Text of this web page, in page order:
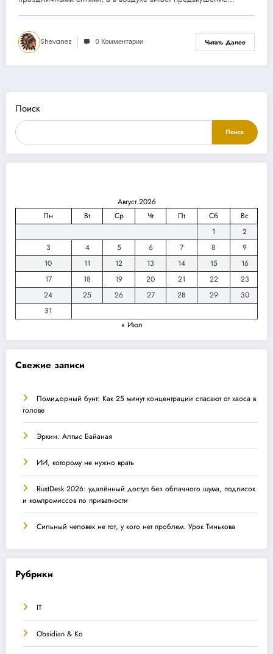
Shevanez 0 Комментарии Читать Далее
Поиск
Поиск
Август 2026
Пн
Вт Ср Чт Пт Сб
Вс
1
2
3
4 5 6 7 8
9
10
11 12 13 14 15
16
17
18 19 20 21 22
23
24
25 26 27 28 29
30
31
« Июл
Свежие записи
Помидорный бунт: Как 25 минут концентрации спасают от хаоса в
голове
Эркин. Алгыс Байаная
ИИ, которому не нужно врать
RustDesk 2026: удалённый доступ без облачного шума, подписок
и компромиссов по приватности
Сильный человек не тот, у кого нет проблем. Урок Тинькова
Рубрики
IT
Obsidian & Ко